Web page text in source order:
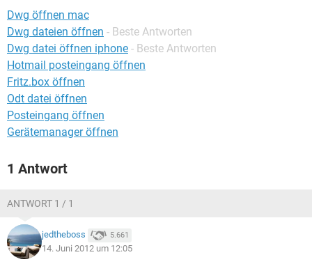
Dwg öffnen mac
Dwg dateien öffnen - Beste Antworten
Dwg datei öffnen iphone - Beste Antworten
Hotmail posteingang öffnen
Fritz.box öffnen
Odt datei öffnen
Posteingang öffnen
Gerätemanager öffnen
1 Antwort
ANTWORT 1 / 1
jedtheboss 5.661
14. Juni 2012 um 12:05